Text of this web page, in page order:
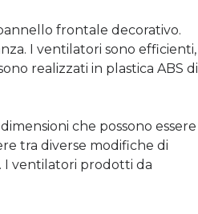
frontale decorativo.
I ventilatori sono efficienti,
realizzati in plastica ABS di
che possono essere
tra diverse modifiche di
I ventilatori prodotti da